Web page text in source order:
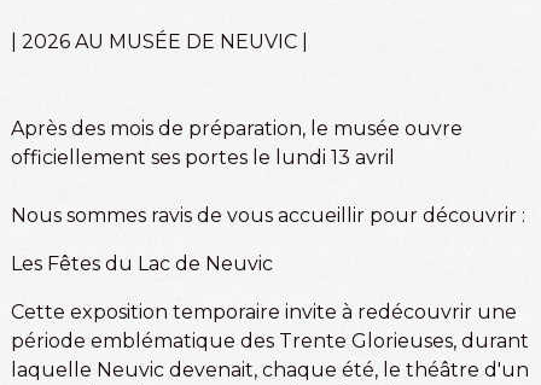
| 2026 AU MUSÉE DE NEUVIC |
Après des mois de préparation, le musée ouvre
officiellement ses portes le lundi 13 avril
Nous sommes ravis de vous accueillir pour découvrir :
Les Fêtes du Lac de Neuvic
Cette exposition temporaire invite à redécouvrir une
période emblématique des Trente Glorieuses, durant
laquelle Neuvic devenait, chaque été, le théâtre d'un